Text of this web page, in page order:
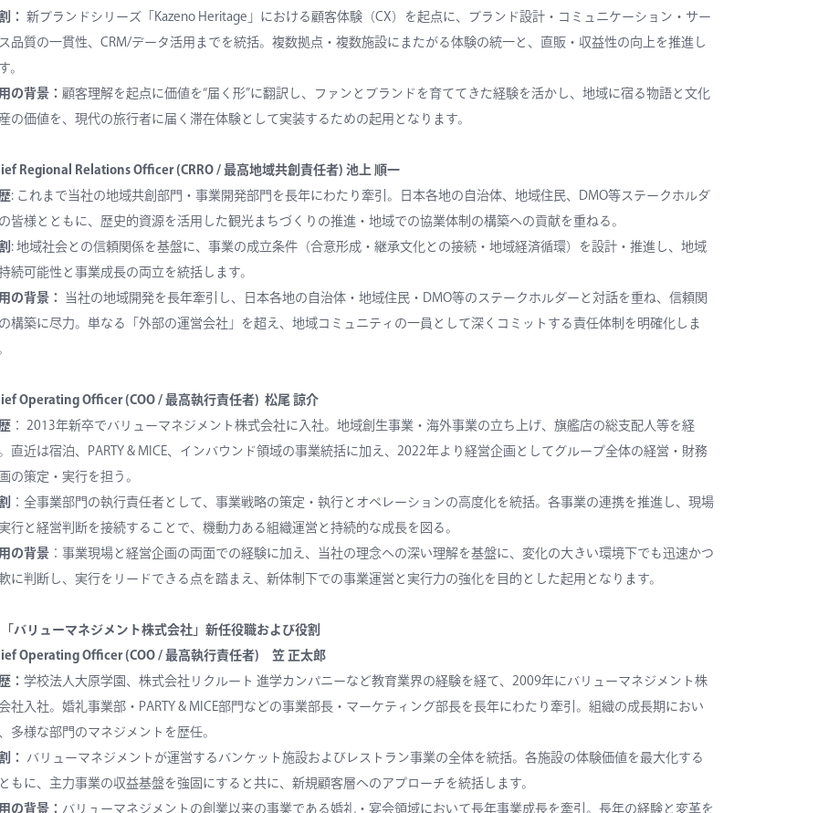
： 新ブランドシリーズ「Kazeno Heritage」における顧客体験（CX）を起点に、ブランド設計・コミュニケーション・サー
品質の一貫性、CRM/データ活用までを統括。複数拠点・複数施設にまたがる体験の統一と、直販・収益性の向上を推進し
。
の背景： 顧客理解を起点に価値を“届く形”に翻訳し、ファンとブランドを育ててきた経験を活かし、地域に宿る物語と文化
の価値を、現代の旅行者に届く滞在体験として実装するための起用となります。
Regional Relations Officer (CRRO / 最高地域共創責任者) 池上 順一
: これまで当社の地域共創部門・事業開発部門を長年にわたり牽引。日本各地の自治体、地域住民、DMO等ステークホルダ
皆様とともに、歴史的資源を活用した観光まちづくりの推進・地域での協業体制の構築への貢献を重ねる。
: 地域社会との信頼関係を基盤に、事業の成立条件（合意形成・継承文化との接続・地域経済循環）を設計・推進し、地域
続可能性と事業成長の両立を統括します。
の背景： 当社の地域開発を長年牽引し、日本各地の自治体・地域住民・DMO等のステークホルダーと対話を重ね、信頼関
構築に尽力。単なる「外部の運営会社」を超え、地域コミュニティの一員として深くコミットする責任体制を明確化しま
Operating Officer (COO / 最高執行責任者) 松尾 諒介
： 2013年新卒でバリューマネジメント株式会社に入社。地域創生事業・海外事業の立ち上げ、旗艦店の総支配人等を経
直近は宿泊、PARTY & MICE、インバウンド領域の事業統括に加え、2022年より経営企画としてグループ全体の経営・財務
の策定・実行を担う。
：全事業部門の執行責任者として、事業戦略の策定・執行とオペレーションの高度化を統括。各事業の連携を推進し、現場
行と経営判断を接続することで、機動力ある組織運営と持続的な成長を図る。
の背景 ：事業現場と経営企画の両面での経験に加え、当社の理念への深い理解を基盤に、変化の大きい環境下でも迅速かつ
に判断し、実行をリードできる点を踏まえ、新体制下での事業運営と実行力の強化を目的とした起用となります。
「バリューマネジメント株式会社」新任役職および役割
Operating Officer (COO / 最高執行責任者)
笠 正太郎
： 学校法人大原学園、株式会社リクルート 進学カンパニーなど教育業界の経験を経て、2009年にバリューマネジメント株
社入社。婚礼事業部・PARTY & MICE部門などの事業部長・マーケティング部長を長年にわたり牽引。組織の成長期におい
多様な部門のマネジメントを歴任。
： バリューマネジメントが運営するバンケット施設およびレストラン事業の全体を統括。各施設の体験価値を最大化する
もに、主力事業の収益基盤を強固にすると共に、新規顧客層へのアプローチを統括します。
の背景： バリューマネジメントの創業以来の事業である婚礼・宴会領域において長年事業成長を牽引。長年の経験と変革を